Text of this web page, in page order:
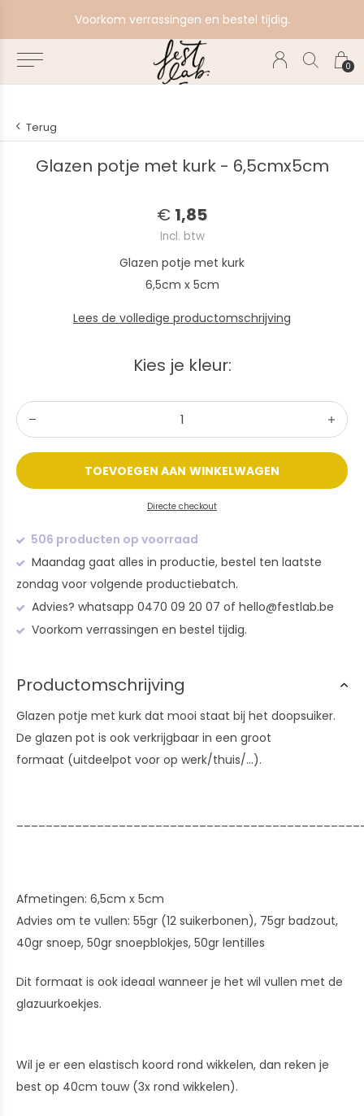
0
Voorkom verrassingen en bestel tijdig.
Terug
Glazen potje met kurk - 6,5cmx5cm
€ 1,85
Incl. btw
Glazen potje met kurk
6,5cm x 5cm
Lees de volledige productomschrijving
Kies je kleur:
TOEVOEGEN AAN WINKELWAGEN
Directe checkout
506 producten op voorraad
Maandag gaat alles in productie, bestel ten laatste
zondag voor volgende productiebatch.
Advies? whatsapp 0470 09 20 07 of hello@festlab.be
Voorkom verrassingen en bestel tijdig.
Productomschrijving
Glazen potje met kurk dat mooi staat bij het doopsuiker.
De glazen pot is ook verkrijgbaar in een groot
formaat (uitdeelpot voor op werk/thuis/...).
Afmetingen: 6,5cm x 5cm
Advies om te vullen: 55gr (12 suikerbonen), 75gr badzout,
40gr snoep, 50gr snoepblokjes, 50gr lentilles
Dit formaat is ook ideaal wanneer je het wil vullen met de
glazuurkoekjes.
Wil je er een elastisch koord rond wikkelen, dan reken je
best op 40cm touw (3x rond wikkelen).